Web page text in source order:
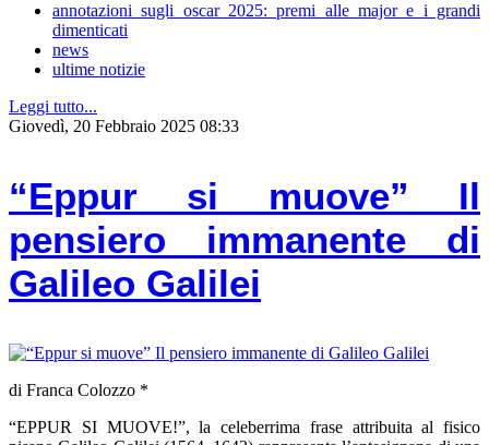
annotazioni sugli oscar 2025: premi alle major e i grandi
dimenticati
news
ultime notizie
Leggi tutto...
Giovedì, 20 Febbraio 2025 08:33
“Eppur si muove” Il
pensiero immanente di
Galileo Galilei
di Franca Colozzo *
“EPPUR SI MUOVE!”, la celeberrima frase attribuita al fisico